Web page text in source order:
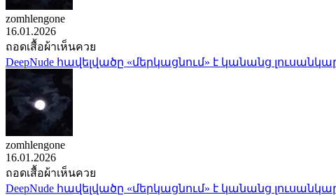
zomhlengone
16.01.2026
ถอดเสื้อผ้าเห็นควย
DeepNude հավելվածը «մերկացնում» է կանանց
zomhlengone
16.01.2026
ถอดเสื้อผ้าเห็นควย
DeepNude հավելվածը «մերկացնում» է կանանց